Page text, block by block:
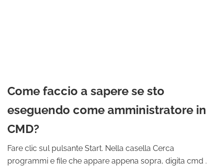
Come faccio a sapere se sto
eseguendo come amministratore in
CMD?
Fare clic sul pulsante Start. Nella casella Cerca
programmi e file che appare appena sopra, digita cmd .